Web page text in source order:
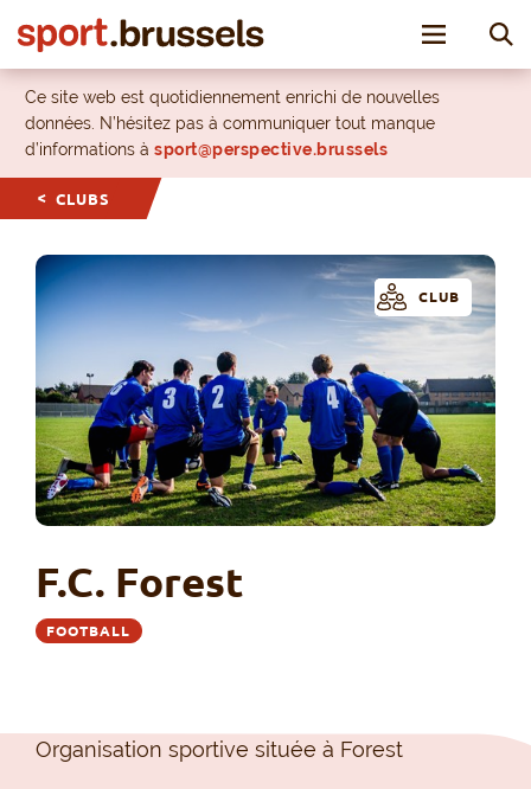
Toggle
Ce site web est quotidiennement enrichi de nouvelles
données. N’hésitez pas à communiquer tout manque
d’informations à sport@perspective.brussels
CLUBS
CLUB
F.C. Forest
FOOTBALL
Organisation sportive située à Forest